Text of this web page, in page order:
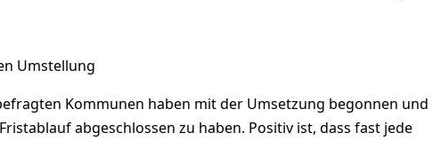
Umstellung
Kommunen haben mit der Umsetzung begonnen und
abgeschlossen zu haben. Positiv ist, dass fast jede